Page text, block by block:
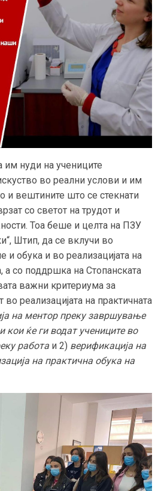
им нуди на учениците
во реални услови и им
вештините што се стекнати
со светот на трудот и
. Тоа беше и целта на ПЗУ
“, Штип, да се вклучи во
и обука и во реализацијата на
а со поддршка на Стопанската
важни критериума за
реализацијата на практичната
на ментор преку завршување
кои ќе ги водат учениците во
работа и 2) верификација на
на практична обука на